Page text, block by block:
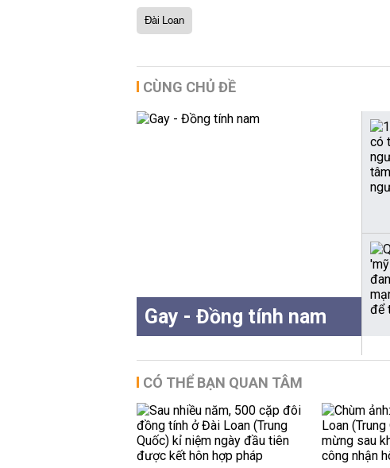
Đài Loan
CÙNG CHỦ ĐỀ
Gay - Đồng tính nam
CÓ THỂ BẠN QUAN TÂM